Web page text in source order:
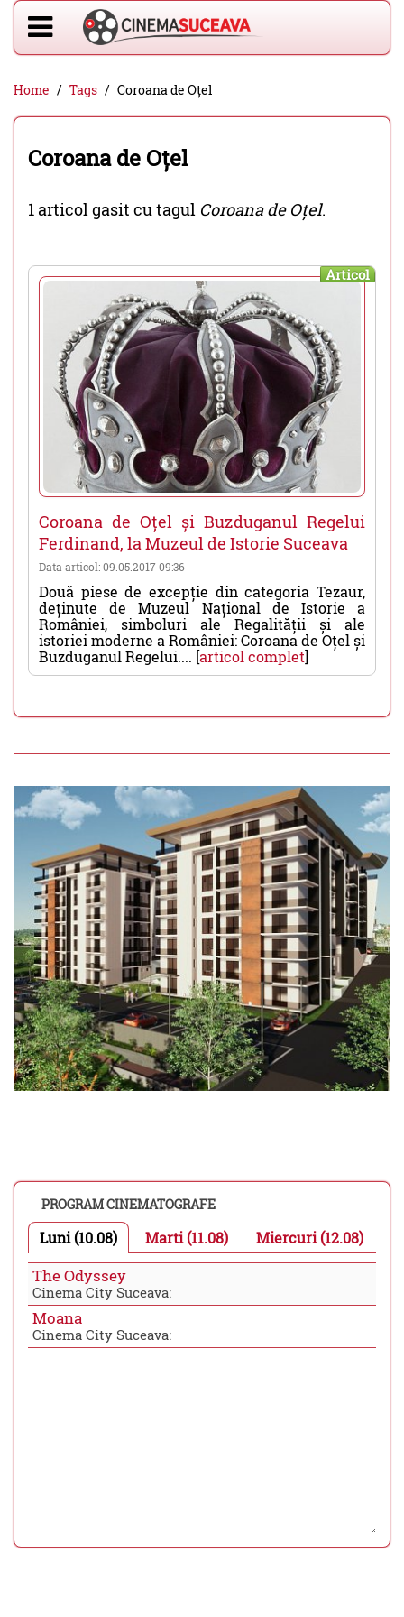
Home Tags Coroana de Oțel
Coroana de Oțel
1 articol gasit cu tagul Coroana de Oțel.
Articol
Coroana de Oțel și Buzduganul Regelui
Ferdinand, la Muzeul de Istorie Suceava
Data articol: 09.05.2017 09:36
Două piese de excepție din categoria Tezaur,
deținute de Muzeul Național de Istorie a
României, simboluri ale Regalității și ale
istoriei moderne a României: Coroana de Oțel și
Buzduganul Regelui.... [articol complet]
PROGRAM CINEMATOGRAFE
Luni (10.08) Marti (11.08) Miercuri (12.08)
The Odyssey
Cinema City Suceava:
Moana
Cinema City Suceava: